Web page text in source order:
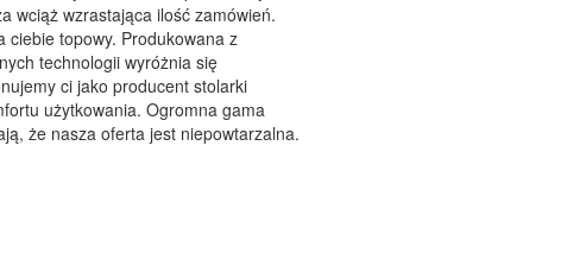
wciąż wzrastająca ilość zamówień.
ciebie topowy. Produkowana z
technologii wyróżnia się
ci jako producent stolarki
użytkowania. Ogromna gama
że nasza oferta jest niepowtarzalna.